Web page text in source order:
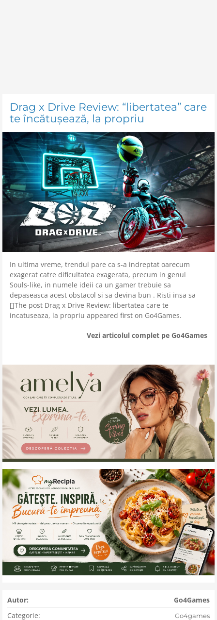
Drag x Drive Review: “libertatea” care
te încătușează, la propriu
In ultima vreme, trendul pare ca s-a indreptat oarecum
exagerat catre dificultatea exagerata, precum in genul
Souls-like, in numele ideii ca un gamer trebuie sa
depaseasca acest obstacol si sa devina bun . Risti insa sa
[]The post Drag x Drive Review: libertatea care te
incatuseaza, la propriu appeared first on Go4Games.
Vezi articolul complet pe Go4Games
Autor:
Go4Games
Categorie:
Go4games